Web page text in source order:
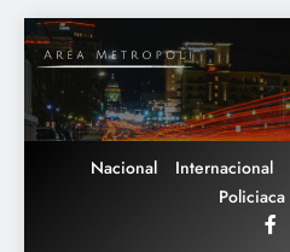
Saltar
al
contenido
Nacional Internacional
Policiaca